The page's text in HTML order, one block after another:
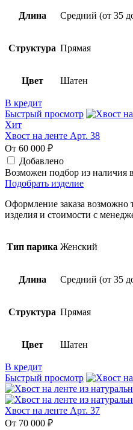
Длина Средний (от 35
Структура Прямая
Цвет Шатен
В кредит
Быстрый просмотр
Хит
Хвост на ленте Арт. 38
От 60 000 ₽
Добавлено
Возможен подбор из наличия
Подобрать изделие
Оформление заказа возможно
изделия и стоимости с
Тип парика Женский
Длина Средний (от 35
Структура Прямая
Цвет Шатен
В кредит
Быстрый просмотр
Хвост на ленте Арт. 37
От 70 000 ₽